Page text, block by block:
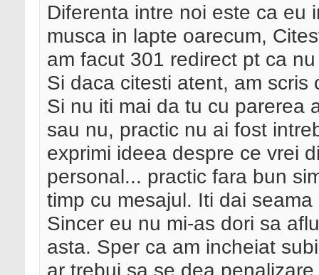
Diferenta intre noi este ca eu
musca in lapte oarecum,
am facut 301 redirect pt ca
Si daca citesti atent, am
Si nu iti mai da tu cu parerea
sau nu, practic nu ai fost
exprimi ideea despre ce vrei
personal... practic fara bun
timp cu mesajul. Iti dai
Sincer eu nu mi-as dori sa
asta. Sper ca am incheiat
ar trebui sa se dea